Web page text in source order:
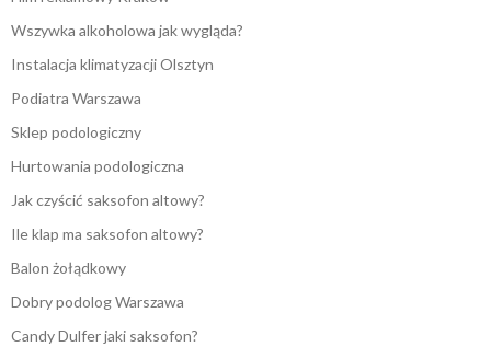
Wszywka alkoholowa jak wygląda?
Instalacja klimatyzacji Olsztyn
Podiatra Warszawa
Sklep podologiczny
Hurtowania podologiczna
Jak czyścić saksofon altowy?
Ile klap ma saksofon altowy?
Balon żołądkowy
Dobry podolog Warszawa
Candy Dulfer jaki saksofon?